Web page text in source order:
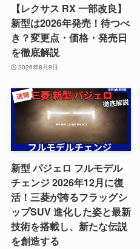
【レクサス RX 一部改良】
新型は2026年発売！待つべ
き？変更点・価格・発売日
を徹底解説
2026年8月9日
新型 パジェロ フルモデル
チェンジ 2026年12月に復
活！三菱が誇るフラッグシ
ップSUV 進化した姿と最新
技術を搭載し、新たな伝説
を創造する